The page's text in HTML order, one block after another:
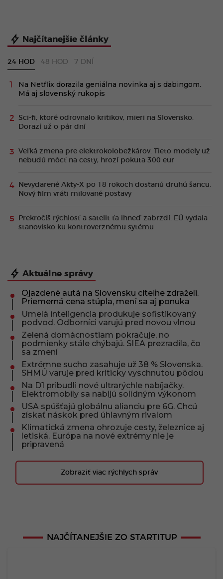
Najčítanejšie články
24 HOD 48 HOD 7 DNÍ
Na Netflix dorazila geniálna novinka aj s dabingom.
Má aj slovenský rukopis
Sci-fi, ktoré odrovnalo kritikov, mieri na Slovensko.
Dorazí už o pár dní
Veľká zmena pre elektrokolobežkárov. Tieto modely už
nebudú môcť na cesty, hrozí pokuta 300 eur
Nevydarené Akty-X po 18 rokoch dostanú druhú šancu.
Nový film vráti milované postavy
Prekročíš rýchlosť a satelit ťa ihneď zabrzdí. EÚ vydala
stanovisko ku kontroverznému sytému
Aktuálne správy
Ojazdené autá na Slovensku citeľne zdraželi.
Priemerná cena stúpla, mení sa aj ponuka
Umelá inteligencia produkuje sofistikovaný
podvod. Odborníci varujú pred novou vlnou
Zelená domácnostiam pokračuje, no
podmienky stále chýbajú. SIEA prezradila, čo
sa zmení
Extrémne sucho zasahuje už 38 % Slovenska.
SHMÚ varuje pred kriticky vyschnutou pôdou
Na D1 pribudli nové ultrarýchle nabíjačky.
Elektromobily sa nabijú solídným výkonom
USA spúšťajú globálnu alianciu pre 6G. Chcú
získať náskok pred úhlavným rivalom
Klimatická zmena ohrozuje cesty, železnice aj
letiská. Európa na nové extrémy nie je
pripravená
Zobraziť viac rýchlych správ
NAJČÍTANEJŠIE ZO STARTITUP